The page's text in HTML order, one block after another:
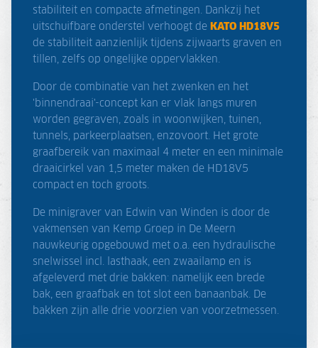
stabiliteit en compacte afmetingen. Dankzij het
uitschuifbare onderstel verhoogt de KATO HD18V5
de stabiliteit aanzienlijk tijdens zijwaarts graven en
tillen, zelfs op ongelijke oppervlakken.
Door de combinatie van het zwenken en het
'binnendraai'-concept kan er vlak langs muren
worden gegraven, zoals in woonwijken, tuinen,
tunnels, parkeerplaatsen, enzovoort. Het grote
graafbereik van maximaal 4 meter en een minimale
draaicirkel van 1,5 meter maken de HD18V5
compact en toch groots.
De minigraver van Edwin van Winden is door de
vakmensen van Kemp Groep in De Meern
nauwkeurig opgebouwd met o.a. een hydraulische
snelwissel incl. lasthaak, een zwaailamp en is
afgeleverd met drie bakken: namelijk een brede
bak, een graafbak en tot slot een banaanbak. De
bakken zijn alle drie voorzien van voorzetmessen.